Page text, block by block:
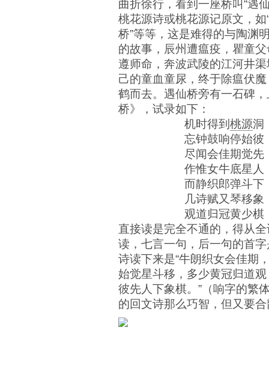
曲折徐行，看到一座桥叫“遇
桃花源诗或桃花源记原文，如“
桥”等等，这是难得的与陶渊
的故事，辰州遭瘟疫，瞿童
遵师命，奔波武陵的江河井
己的童血童尿，终于除瘟伏
鹤而去。遇仙桥旁有一石碑
桥》，试录如下：
机时得到 桃源洞
忘钟鼓响停始彼
尽闻会佳期觉先
作惟女牛底星人
而静织郎弹斗下
几诗赋又琴移象
观道归冠黄少棋
直接读是完全不通的，得从
读，七言一句，后一句的首
诗读下来是“牛朗织女会佳期
始觉星斗移，多少黄冠归道
彼先人下象棋。”（响字的繁
的回文诗那么巧智，但又要